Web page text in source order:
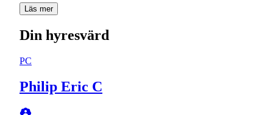
Läs mer
Din hyresvärd
PC
Philip Eric C